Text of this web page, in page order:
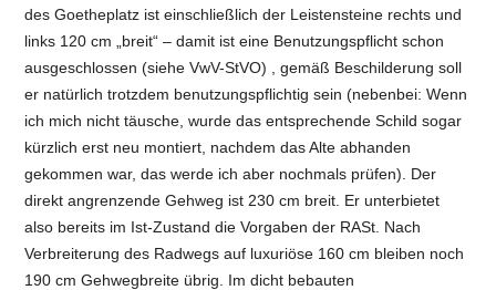
des Goetheplatz ist einschließlich der Leistensteine rechts und
links 120 cm „breit“ – damit ist eine Benutzungspflicht schon
ausgeschlossen (siehe VwV-StVO) , gemäß Beschilderung soll
er natürlich trotzdem benutzungspflichtig sein (nebenbei: Wenn
ich mich nicht täusche, wurde das entsprechende Schild sogar
kürzlich erst neu montiert, nachdem das Alte abhanden
gekommen war, das werde ich aber nochmals prüfen). Der
direkt angrenzende Gehweg ist 230 cm breit. Er unterbietet
also bereits im Ist-Zustand die Vorgaben der RASt. Nach
Verbreiterung des Radwegs auf luxuriöse 160 cm bleiben noch
190 cm Gehwegbreite übrig. Im dicht bebauten